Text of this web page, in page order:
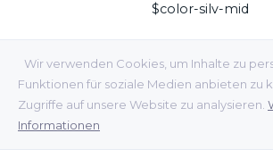
Wir verwenden Cookies, um Inhalte zu
Funktionen für soziale Medien anbieten zu
Zugriffe auf unsere Website zu analysieren.
Informationen
$color-silv-mid